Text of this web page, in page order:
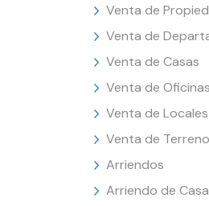
Venta de
Venta de
Venta de Casas
Venta de Oficinas
Venta de
Venta de Terreno
Arriendos
Arriendo de